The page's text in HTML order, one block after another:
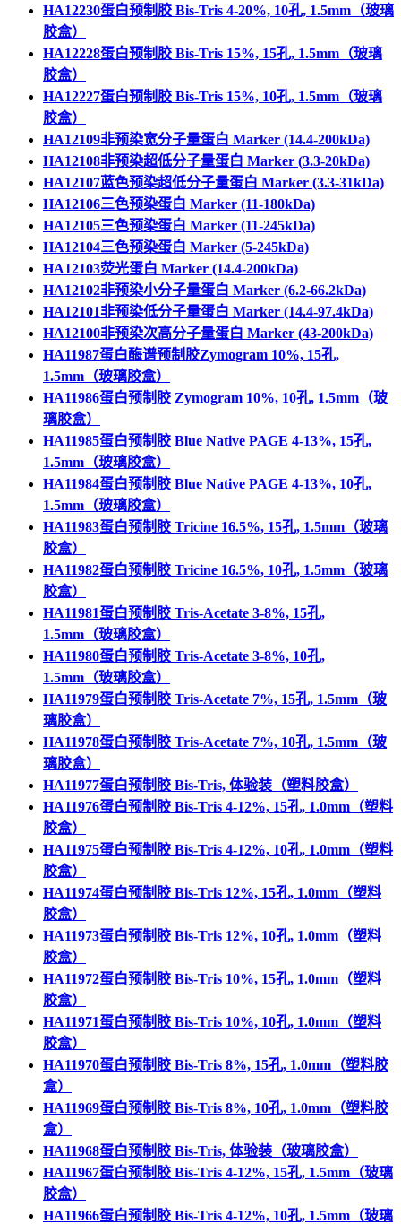
HA12230蛋白预制胶 Bis-Tris 4-20%, 10孔, 1.5mm（玻璃
胶盒）
HA12228蛋白预制胶 Bis-Tris 15%, 15孔, 1.5mm（玻璃
胶盒）
HA12227蛋白预制胶 Bis-Tris 15%, 10孔, 1.5mm（玻璃
胶盒）
HA12109非预染宽分子量蛋白 Marker (14.4-200kDa)
HA12108非预染超低分子量蛋白 Marker (3.3-20kDa)
HA12107蓝色预染超低分子量蛋白 Marker (3.3-31kDa)
HA12106三色预染蛋白 Marker (11-180kDa)
HA12105三色预染蛋白 Marker (11-245kDa)
HA12104三色预染蛋白 Marker (5-245kDa)
HA12103荧光蛋白 Marker (14.4-200kDa)
HA12102非预染小分子量蛋白 Marker (6.2-66.2kDa)
HA12101非预染低分子量蛋白 Marker (14.4-97.4kDa)
HA12100非预染次高分子量蛋白 Marker (43-200kDa)
HA11987蛋白酶谱预制胶Zymogram 10%, 15孔,
1.5mm（玻璃胶盒）
HA11986蛋白预制胶 Zymogram 10%, 10孔, 1.5mm（玻
璃胶盒）
HA11985蛋白预制胶 Blue Native PAGE 4-13%, 15孔,
1.5mm（玻璃胶盒）
HA11984蛋白预制胶 Blue Native PAGE 4-13%, 10孔,
1.5mm（玻璃胶盒）
HA11983蛋白预制胶 Tricine 16.5%, 15孔, 1.5mm（玻璃
胶盒）
HA11982蛋白预制胶 Tricine 16.5%, 10孔, 1.5mm（玻璃
胶盒）
HA11981蛋白预制胶 Tris-Acetate 3-8%, 15孔,
1.5mm（玻璃胶盒）
HA11980蛋白预制胶 Tris-Acetate 3-8%, 10孔,
1.5mm（玻璃胶盒）
HA11979蛋白预制胶 Tris-Acetate 7%, 15孔, 1.5mm（玻
璃胶盒）
HA11978蛋白预制胶 Tris-Acetate 7%, 10孔, 1.5mm（玻
璃胶盒）
HA11977蛋白预制胶 Bis-Tris, 体验装（塑料胶盒）
HA11976蛋白预制胶 Bis-Tris 4-12%, 15孔, 1.0mm（塑料
胶盒）
HA11975蛋白预制胶 Bis-Tris 4-12%, 10孔, 1.0mm（塑料
胶盒）
HA11974蛋白预制胶 Bis-Tris 12%, 15孔, 1.0mm（塑料
胶盒）
HA11973蛋白预制胶 Bis-Tris 12%, 10孔, 1.0mm（塑料
胶盒）
HA11972蛋白预制胶 Bis-Tris 10%, 15孔, 1.0mm（塑料
胶盒）
HA11971蛋白预制胶 Bis-Tris 10%, 10孔, 1.0mm（塑料
胶盒）
HA11970蛋白预制胶 Bis-Tris 8%, 15孔, 1.0mm（塑料胶
盒）
HA11969蛋白预制胶 Bis-Tris 8%, 10孔, 1.0mm（塑料胶
盒）
HA11968蛋白预制胶 Bis-Tris, 体验装（玻璃胶盒）
HA11967蛋白预制胶 Bis-Tris 4-12%, 15孔, 1.5mm（玻璃
胶盒）
HA11966蛋白预制胶 Bis-Tris 4-12%, 10孔, 1.5mm（玻璃